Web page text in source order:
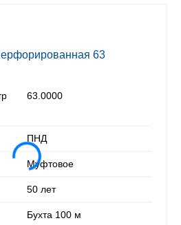
63
63.0000
ПНД
Муфтовое
50 лет
Бухта 100 м